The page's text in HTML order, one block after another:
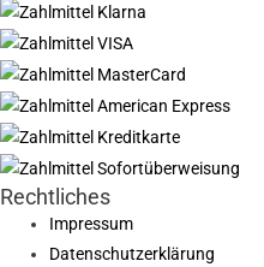
Rechtliches
Impressum
Datenschutzerklärung